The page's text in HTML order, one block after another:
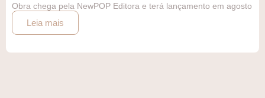
Obra chega pela NewPOP Editora e terá lançamento em agosto
Leia mais